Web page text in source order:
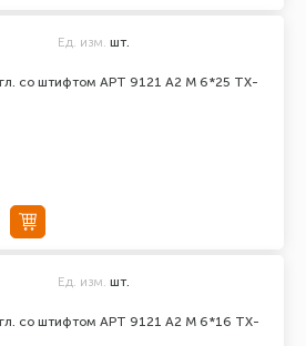
со штифтом АРТ 9121 А2 M 6*25 TX-
Ед. изм. шт.
со штифтом АРТ 9121 А2 M 6*16 TX-
Ед. изм. шт.